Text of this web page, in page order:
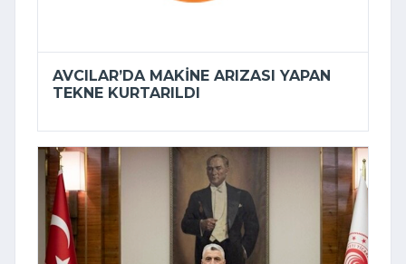
AVCILAR’DA MAKINE ARIZASI YAPAN
TEKNE KURTARILDI